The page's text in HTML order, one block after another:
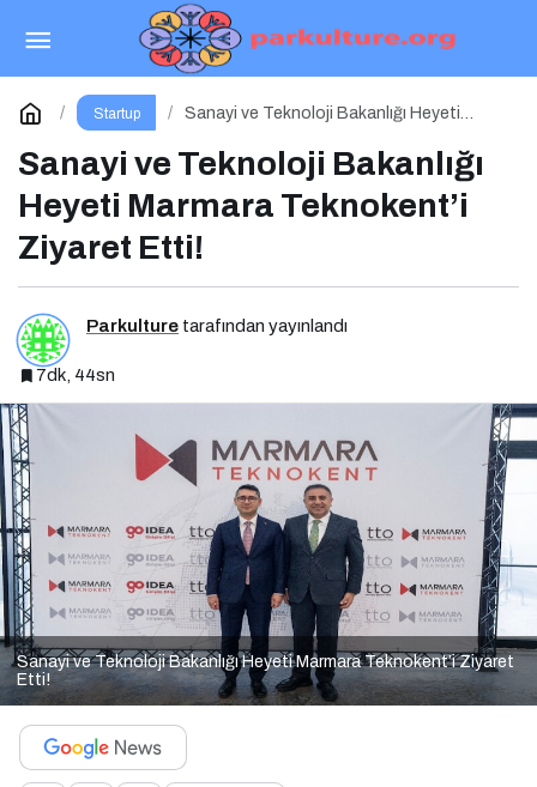
Startup
Sanayi ve Teknoloji Bakanlığı Heyeti
Sanayi ve Teknoloji Bakanlığı
Heyeti Marmara Teknokent’i
Ziyaret Etti!
Parkulture tarafından yayınlandı
7dk, 44sn
Sanayi ve Teknoloji Bakanlığı Heyeti Marmara Teknokent’i Ziyaret
Etti!
THK & Orion Tekmer’in Kurucusu Elkar Port’tan
Savunma Sanayii Atılımı: AET Electronics’e Stratejik
Yatırım
Yorum Yap